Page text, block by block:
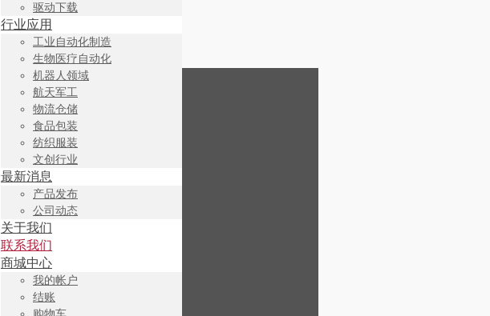
驱动下载
行业应用
工业自动化制造
生物医疗自动化
机器人领域
航天军工
物流仓储
食品包装
纺织服装
文创行业
最新消息
产品发布
公司动态
关于我们
联系我们
商城中心
我的帐户
结账